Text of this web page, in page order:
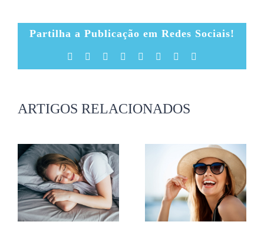
Partilha a Publicação em Redes Sociais!
Facebook Reddit LinkedIn
TumblrPinterest
ARTIGOS RELACIONADOS